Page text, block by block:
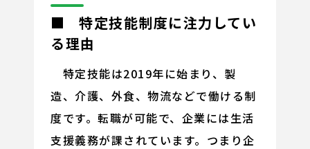
■ 特定技能制度に注力してい
る理由
特定技能は2019年に始まり、製
造、介護、外食、物流などで働ける制
度です。転職が可能で、企業には生活
支援義務が課されています。つまり企